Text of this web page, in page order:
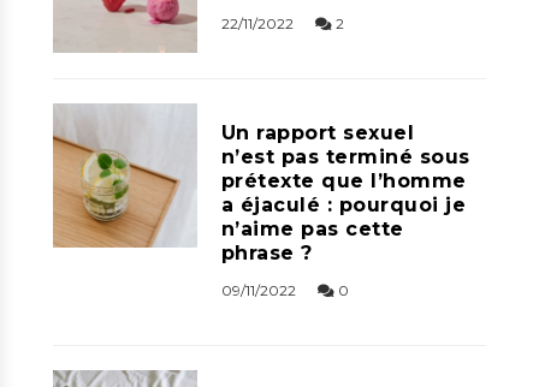
22/11/2022 2
Un rapport sexuel
n’est pas terminé sous
prétexte que l’homme
a éjaculé : pourquoi je
n’aime pas cette
phrase ?
09/11/2022 0